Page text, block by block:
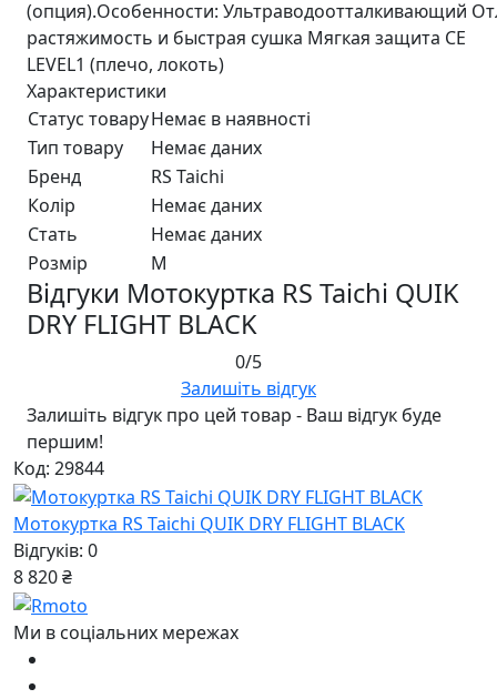
(опция).Особенности: Ультраводоотталкивающий
растяжимость и быстрая сушка Мягкая защита CE
LEVEL1 (плечо, локоть)
Характеристики
Статус товаруНемає в наявності
Тип товару
Немає даних
Бренд
RS Taichi
Колір
Немає даних
Стать
Немає даних
Розмір
M
Відгуки Мотокуртка RS Taichi QUIK
DRY FLIGHT BLACK
0/5
Залишіть відгук
Залишіть відгук про цей товар - Ваш відгук буде
першим!
Код: 29844
Мотокуртка RS Taichi QUIK DRY FLIGHT BLACK
Відгуків: 0
8 820 ₴
Ми в соціальних мережах